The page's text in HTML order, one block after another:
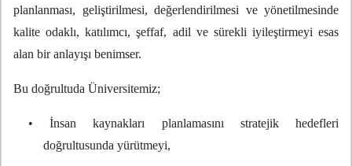
planlanması, geliştirilmesi, değerlendirilmesi ve yönetilmesinde
kalite odaklı, katılımcı, şeffaf, adil ve sürekli iyileştirmeyi esas
alan bir anlayışı benimser.
Bu doğrultuda Üniversitemiz;
• İnsan kaynakları planlamasını stratejik hedefleri
doğrultusunda yürütmeyi,